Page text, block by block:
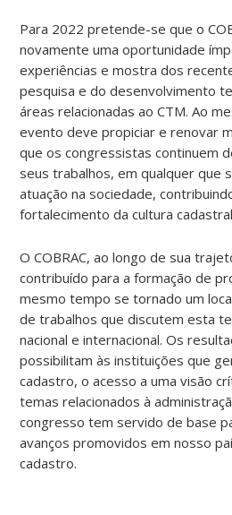
Para 2022 pretende-se que o
novamente uma oportunidade
experiências e mostra dos
pesquisa e do desenvolvimento
áreas relacionadas ao CTM. Ao
evento deve propiciar e renovar
que os congressistas continuem
seus trabalhos, em qualquer que
atuação na sociedade,
fortalecimento da cultura
O COBRAC, ao longo de sua
contribuído para a formação de
mesmo tempo se tornado um
de trabalhos que discutem esta
nacional e internacional. Os
possibilitam às instituições que
cadastro, o acesso a uma visão
temas relacionados à
congresso tem servido de base
avanços promovidos em nosso
cadastro.